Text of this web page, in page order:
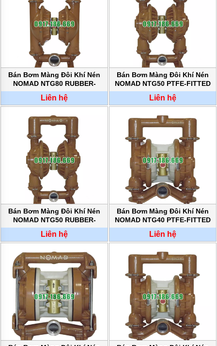
MÁY
BƠM
HÚT
PHUY
TRUYỀN
HÚT
THÙNG
PHUY
BƠM KHÍ
LỎNG,
BƠM KHÍ
AMONIAC
ĐỘNG
ĐIỆN
VAN
VÒI
PHỤ
Bán Bơm Màng Đôi Khí Nén
NOMAD NTG80 RUBBER-
FITTED chính hãng
Liên hệ
Bán Bơm Màng Đôi Khí Nén
NOMAD NTG50 PTFE-FITTED
chính hãng
Liên hệ
Bán Bơm Màng Đôi Khí Nén
NOMAD NTG50 RUBBER-
FITTED chính hãng
Liên hệ
Bán Bơm Màng Đôi Khí Nén
NOMAD NTG40 PTFE-FITTED
chính hãng
Liên hệ